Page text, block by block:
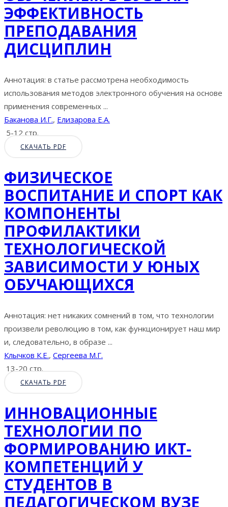
ЭФФЕКТИВНОСТЬ
ПРЕПОДАВАНИЯ
ДИСЦИПЛИН
Аннотация: в статье рассмотрена необходимость
использования методов электронного обучения на основе
применения современных ...
Баканова И.Г., Елизарова Е.А.
5-12 стр.
СКАЧАТЬ PDF
ФИЗИЧЕСКОЕ
ВОСПИТАНИЕ И СПОРТ КАК
КОМПОНЕНТЫ
ПРОФИЛАКТИКИ
ТЕХНОЛОГИЧЕСКОЙ
ЗАВИСИМОСТИ У ЮНЫХ
ОБУЧАЮЩИХСЯ
Аннотация: нет никаких сомнений в том, что технологии
произвели революцию в том, как функционирует наш мир
и, следовательно, в образе ...
Клычков К.Е., Сергеева М.Г.
13-20 стр.
СКАЧАТЬ PDF
ИННОВАЦИОННЫЕ
ТЕХНОЛОГИИ ПО
ФОРМИРОВАНИЮ ИКТ-
КОМПЕТЕНЦИЙ У
СТУДЕНТОВ В
ПЕДАГОГИЧЕСКОМ ВУЗЕ